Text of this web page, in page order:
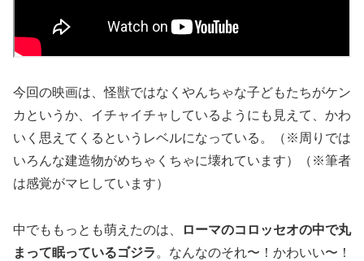
今回の映画は、怪獣ではなくやんちゃな子どもたちがケン
カというか、イチャイチャしているようにも見えて、かわ
いく思えてくるというレベルになっている。（※周りでは
いろんな建造物がめちゃくちゃに壊れています）（※筆者
は感覚がマヒしています）
中でももっとも萌えたのは、
ローマのコロッセオの中で丸
まって眠っているゴジラ 。なんなのそれ〜！かわいい〜！